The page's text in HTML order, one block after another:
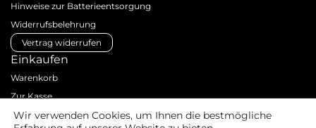
Hinweise zur Batterieentsorgung
Widerrufsbelehrung
Vertrag widerrufen
Einkaufen
Warenkorb
Zur Kasse
Zahlungsarten
Wir verwenden Cookies, um Ihnen die bestmögliche